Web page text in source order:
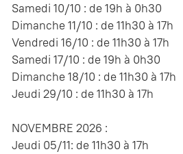
Samedi 10/10 : de 19h à 0h30
Dimanche 11/10 : de 11h30 à 17h
Vendredi 16/10 : de 11h30 à 17h
Samedi 17/10 : de 19h à 0h30
Dimanche 18/10 : de 11h30 à 17h
Jeudi 29/10 : de 11h30 à 17h
NOVEMBRE 2026 :
Jeudi 05/11: de 11h30 à 17h